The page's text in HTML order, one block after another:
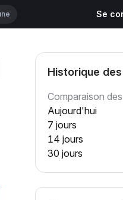
Se
Historique
Comparaison
Aujourd'hui
7 jours
14 jours
30 jours